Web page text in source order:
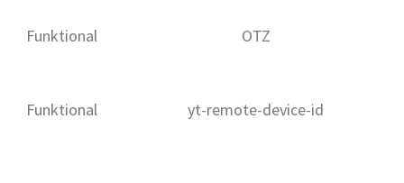
Funktional OTZ
Funktional yt-remote-device-id